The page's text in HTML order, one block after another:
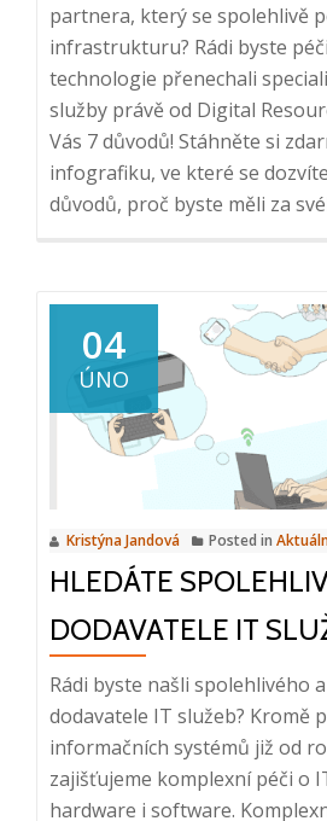
partnera, který se spolehlivě
infrastrukturu? Rádi byste
technologie přenechali
služby právě od Digital
Vás 7 důvodů! Stáhněte si
infografiku, ve které se
důvodů, proč byste měli za
04
ÚNO
Kristýna Jandová Posted in
HLEDÁTE
DODAVATELE IT
Rádi byste našli spolehlivého
dodavatele IT služeb? Kromě
informačních systémů již od
zajišťujeme komplexní péči o
hardware i software.